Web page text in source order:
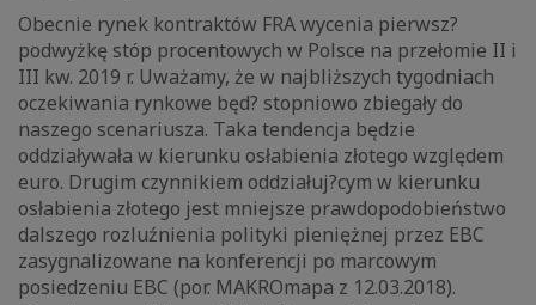
Obecnie rynek kontraktów FRA wycenia pierwsz?
podwyżkę stóp procentowych w Polsce na przełomie II i
III kw. 2019 r. Uważamy, że w najbliższych tygodniach
oczekiwania rynkowe będ? stopniowo zbiegały do
naszego scenariusza. Taka tendencja będzie
oddziaływała w kierunku osłabienia złotego względem
euro. Drugim czynnikiem oddziałuj?cym w kierunku
osłabienia złotego jest mniejsze prawdopodobieństwo
dalszego rozluźnienia polityki pieniężnej przez EBC
zasygnalizowane na konferencji po marcowym
posiedzeniu EBC (por. MAKROmapa z 12.03.2018).